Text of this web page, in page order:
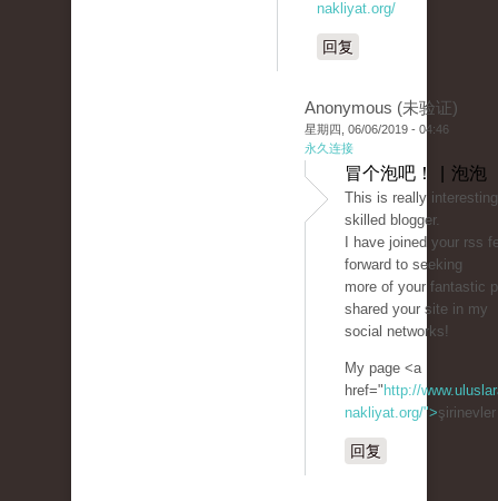
nakliyat.org/
回复
Anonymous (未验证)
星期四, 06/06/2019 - 04:46
永久连接
冒个泡吧！ | 泡泡
This is really
skilled blogger.
I have joined your rss
forward to seeking
more of your fantastic
shared your site in my
social networks!
My page <a
href=" http://
nakliyat.org/">
回复